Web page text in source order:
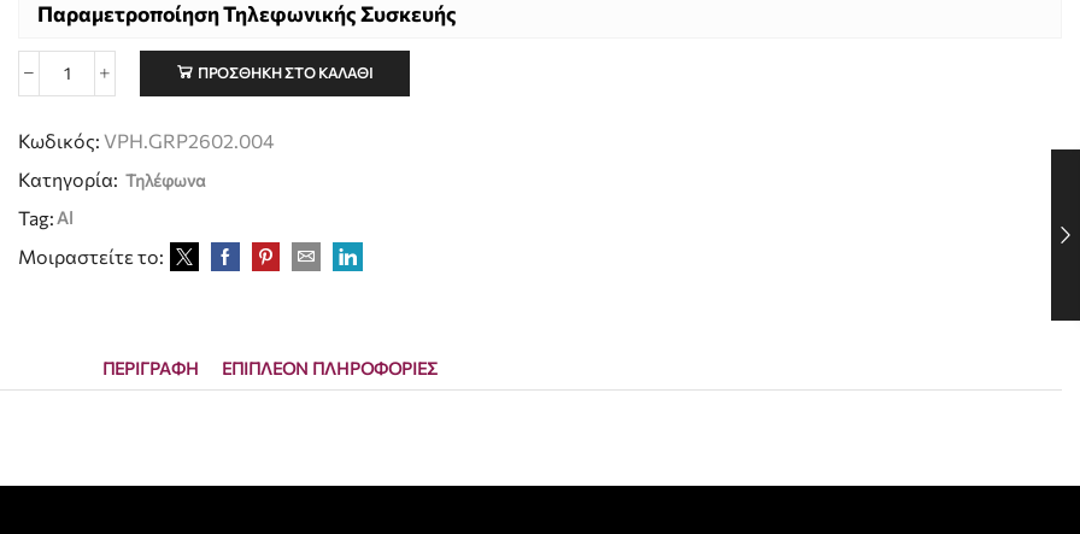
Παραμετροποίηση Τηλεφωνικής Συσκευής
ΠΡΟΣΘΉΚΗ ΣΤΟ ΚΑΛΆΘΙ
Κωδικός: VPH.GRP2602.004
Κατηγορία: Τηλέφωνα
Tag: Al
Μοιραστείτε το:
ΠΕΡΙΓΡΑΦΉ ΕΠΙΠΛΈΟΝ ΠΛΗΡΟΦΟΡΊΕΣ